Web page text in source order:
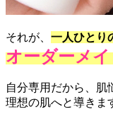
それが、 一人ひとり
オーダーメ
自分専用だから、肌
理想の肌へと導きま